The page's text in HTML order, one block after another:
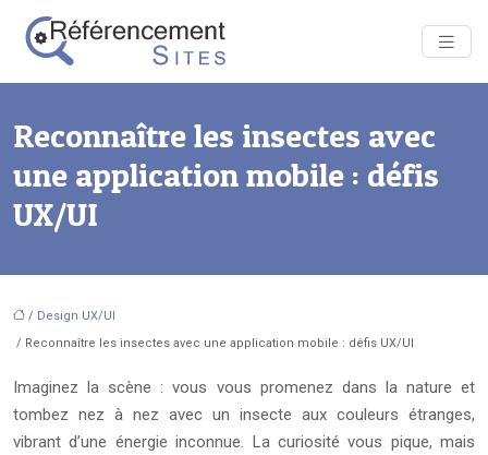
Reconnaître les insectes avec
une application mobile : défis
UX/UI
/ Design UX/UI
/ Reconnaître les insectes avec une application mobile : défis UX/UI
Imaginez la scène : vous vous promenez dans la nature et
tombez nez à nez avec un insecte aux couleurs étranges,
vibrant d’une énergie inconnue. La curiosité vous pique, mais